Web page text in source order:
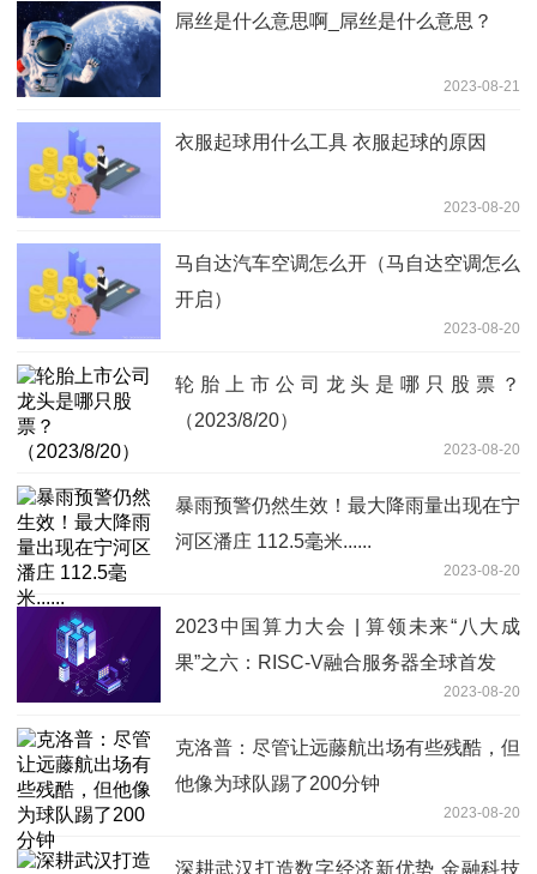
屌丝是什么意思啊_屌丝是什么意思？
2023-08-21
衣服起球用什么工具 衣服起球的原因
2023-08-20
马自达汽车空调怎么开（马自达空调怎么
开启）
2023-08-20
轮胎上市公司龙头是哪只股票？
（2023/8/20）
2023-08-20
暴雨预警仍然生效！最大降雨量出现在宁
河区潘庄 112.5毫米......
2023-08-20
2023中国算力大会 | 算领未来“八大成
果”之六：RISC-V融合服务器全球首发
2023-08-20
克洛普：尽管让远藤航出场有些残酷，但
他像为球队踢了200分钟
2023-08-20
深耕武汉打造数字经济新优势 金融科技